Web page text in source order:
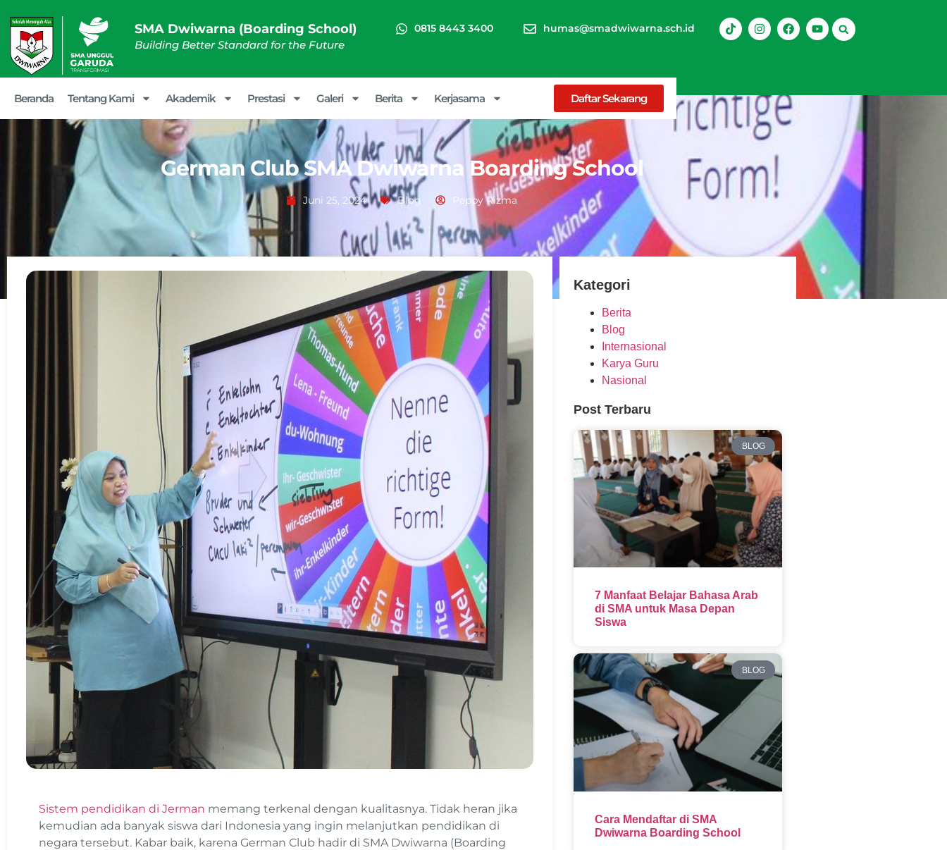
SMA Dwiwarna (Boarding School)
Building Better Standard for the Future
0815 8443 3400 humas@smadwiwarna.sch.id
Beranda Tentang Kami Akademik Prestasi Galeri Berita Kerjasama Daftar Sekarang
German Club SMA Dwiwarna Boarding School
Juni 25, 2024 Blog Peppy Rizma
Sistem pendidikan di Jerman memang terkenal dengan kualitasnya. Tidak heran jika
kemudian ada banyak siswa dari Indonesia yang ingin melanjutkan pendidikan di
negara tersebut. Kabar baik, karena German Club hadir di SMA Dwiwarna (Boarding
Kategori
Berita
Blog
Internasional
Karya Guru
Nasional
Post Terbaru
BLOG
7 Manfaat Belajar Bahasa Arab
di SMA untuk Masa Depan
Siswa
BLOG
Cara Mendaftar di SMA
Dwiwarna Boarding School